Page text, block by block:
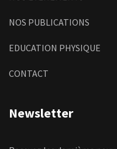
NOS PUBLICATIONS
EDUCATION PHYSIQUE
CONTACT
Newsletter